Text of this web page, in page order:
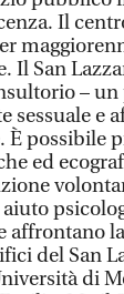
Il
Il San
–
sessuale e
possibile
ed
affrontano
del San
di